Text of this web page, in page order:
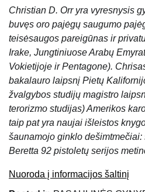
Christian D. Orr yra vyresnysis
buvęs oro pajėgų saugumo
teisėsaugos pareigūnas ir
Irake, Jungtiniuose Arabų
Vokietijoje ir Pentagone).
bakalauro laipsnį Pietų
žvalgybos studijų magistro
terorizmo studijas) Amerikos
taip pat yra naujai išleistos
šaunamojo ginklo
Beretta 92 pistoletų serijos
Nuoroda į informacijos šaltinį